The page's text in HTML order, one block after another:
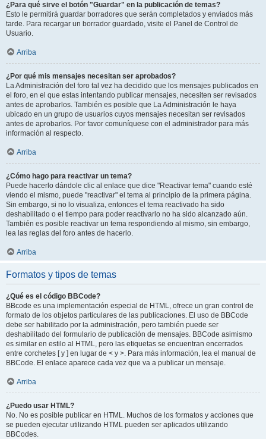
¿Para qué sirve el botón "Guardar" en la publicación de temas?
Esto le permitirá guardar borradores que serán completados y enviados más
tarde. Para recargar un borrador guardado, visite el Panel de Control de
Usuario.
Arriba
¿Por qué mis mensajes necesitan ser aprobados?
La Administración del foro tal vez ha decidido que los mensajes publicados en
el foro, en el que estas intentando publicar mensajes, necesiten ser revisados
antes de aprobarlos. También es posible que La Administración le haya
ubicado en un grupo de usuarios cuyos mensajes necesitan ser revisados
antes de aprobarlos. Por favor comuníquese con el administrador para más
información al respecto.
Arriba
¿Cómo hago para reactivar un tema?
Puede hacerlo dándole clic al enlace que dice "Reactivar tema" cuando esté
viendo el mismo, puede "reactivar" el tema al principio de la primera página.
Sin embargo, si no lo visualiza, entonces el tema reactivado ha sido
deshabilitado o el tiempo para poder reactivarlo no ha sido alcanzado aún.
También es posible reactivar un tema respondiendo al mismo, sin embargo,
lea las reglas del foro antes de hacerlo.
Arriba
Formatos y tipos de temas
¿Qué es el código BBCode?
BBcode es una implementación especial de HTML, ofrece un gran control de
formato de los objetos particulares de las publicaciones. El uso de BBCode
debe ser habilitado por la administración, pero también puede ser
deshabilitado del formulario de publicación de mensajes. BBCode asimismo
es similar en estilo al HTML, pero las etiquetas se encuentran encerrados
entre corchetes [ y ] en lugar de < y >. Para más información, lea el manual de
BBCode. El enlace aparece cada vez que va a publicar un mensaje.
Arriba
¿Puedo usar HTML?
No. No es posible publicar en HTML. Muchos de los formatos y acciones que
se pueden ejecutar utilizando HTML pueden ser aplicados utilizando
BBCodes.